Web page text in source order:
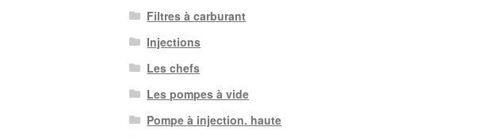
Filtres à carburant
Injections
Les chefs
Les pompes à vide
Pompe à injection. haute